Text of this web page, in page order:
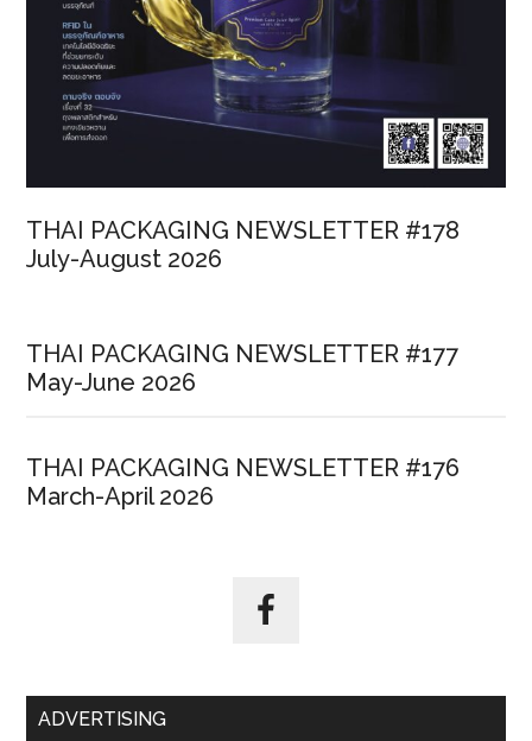
THAI PACKAGING NEWSLETTER #178
July-August 2026
THAI PACKAGING NEWSLETTER #177
May-June 2026
THAI PACKAGING NEWSLETTER #176
March-April 2026
ADVERTISING